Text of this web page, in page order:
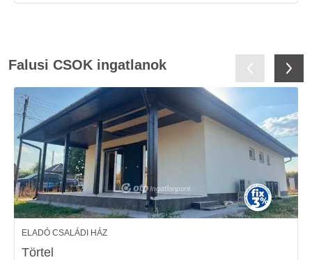
Falusi CSOK ingatlanok
ELADÓ CSALÁDI HÁZ
Törtel